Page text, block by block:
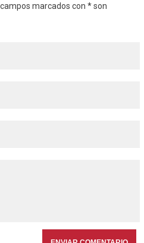
marcados con * son